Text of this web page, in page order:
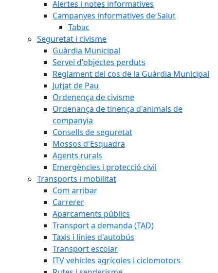
Alertes i notes informatives
Campanyes informatives de Salut
Tabac
Seguretat i civisme
Guàrdia Municipal
Servei d'objectes perduts
Reglament del cos de la Guàrdia Municipal
Jutjat de Pau
Ordenença de civisme
Ordenança de tinença d'animals de
companyia
Consells de seguretat
Mossos d'Esquadra
Agents rurals
Emergències i protecció civil
Transports i mobilitat
Com arribar
Carrerer
Aparcaments públics
Transport a demanda (TAD)
Taxis i línies d'autobús
Transport escolar
ITV vehicles agrícoles i ciclomotors